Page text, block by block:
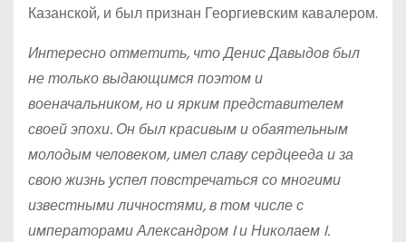
Казанской, и был признан Георгиевским кавалером.
Интересно отметить, что Денис Давыдов был
не только выдающимся поэтом и
военачальником, но и ярким представителем
своей эпохи. Он был красивым и обаятельным
молодым человеком, имел славу сердцееда и за
свою жизнь успел повстречаться со многими
известными личностями, в том числе с
императорами Александром I и Николаем I.